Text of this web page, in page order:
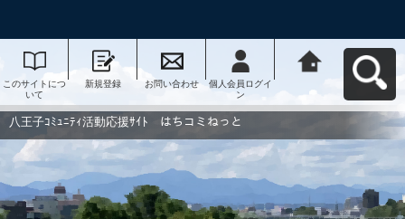
このサイトにつ
いて
新規登録 お問い合わせ
個人会員ログイ
ン
動応援ｻｲﾄ はち
コミねっとへ戻
八王子ｺﾐｭﾆﾃｨ活動応援ｻｲﾄ はちコミねっと